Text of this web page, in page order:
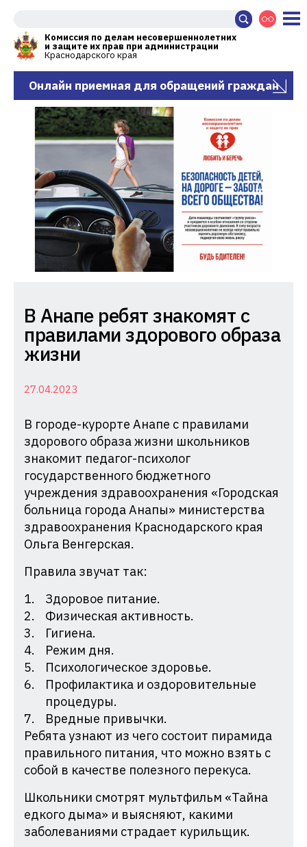
Комиссия по делам несовершеннолетних
и защите их прав при администрации
Краснодарского края
Онлайн приемная для обращений граждан
Комиссия
по
делам
и
их
прав
при
Администрации
Краснодарского
края
В Анапе ребят знакомят с
правилами здорового образа
жизни
27.04.2023
В городе-курорте Анапе с правилами
здорового образа жизни школьников
знакомит педагог-психолог
государственного бюджетного
учреждения здравоохранения «Городская
больница города Анапы» министерства
здравоохранения Краснодарского края
Ольга Венгерская.
Правила звучат так:
Здоровое питание.
Физическая активность.
Гигиена.
Режим дня.
Психологическое здоровье.
Профилактика и оздоровительные
процедуры.
Вредные привычки.
Ребята узнают из чего состоит пирамида
правильного питания, что можно взять с
собой в качестве полезного перекуса.
Школьники смотрят мультфильм «Тайна
едкого дыма» и выясняют, какими
заболеваниями страдает курильщик.